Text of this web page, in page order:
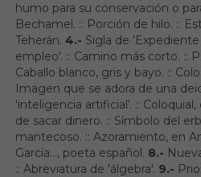
humo para su conservación o
Bechamel. :: Porción de hilo. ::
Teherán. 4.- Sigla de
empleo'. :: Camino más corto. ::
Caballo blanco, gris y bayo. ::
Imagen que se adora de una
'inteligencia artificial'. ::
de sacar dinero. :: Símbolo del
mantecoso. :: Azoramiento, en
García..., poeta español. 8.-
:: Abreviatura de 'álgebra'. 9.-